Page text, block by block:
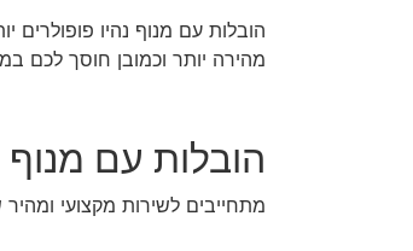
הובלות עם מנוף נהיו
מהירה יותר וכמובן חוסך לכם
הובלות עם
מתחייבים לשירות מקצועי